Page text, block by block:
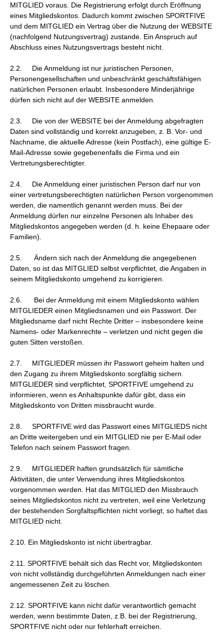
MITGLIED voraus. Die Registrierung erfolgt durch Eröffnung
eines Mitgliedskontos. Dadurch kommt zwischen SPORTFIVE
und dem MITGLIED ein Vertrag über die Nutzung der WEBSITE
(nachfolgend Nutzungsvertrag) zustande. Ein Anspruch auf
Abschluss eines Nutzungsvertrags besteht nicht.
2.2. Die Anmeldung ist nur juristischen Personen,
Personengesellschaften und unbeschränkt geschäftsfähigen
natürlichen Personen erlaubt. Insbesondere Minderjährige
dürfen sich nicht auf der WEBSITE anmelden.
2.3. Die von der WEBSITE bei der Anmeldung abgefragten
Daten sind vollständig und korrekt anzugeben, z. B. Vor- und
Nachname, die aktuelle Adresse (kein Postfach), eine gültige E-
Mail-Adresse sowie gegebenenfalls die Firma und ein
Vertretungsberechtigter.
2.4. Die Anmeldung einer juristischen Person darf nur von
einer vertretungsberechtigten natürlichen Person vorgenommen
werden, die namentlich genannt werden muss. Bei der
Anmeldung dürfen nur einzelne Personen als Inhaber des
Mitgliedskontos angegeben werden (d. h. keine Ehepaare oder
Familien).
2.5. Ändern sich nach der Anmeldung die angegebenen
Daten, so ist das MITGLIED selbst verpflichtet, die Angaben in
seinem Mitgliedskonto umgehend zu korrigieren.
2.6. Bei der Anmeldung mit einem Mitgliedskonto wählen
MITGLIEDER einen Mitgliedsnamen und ein Passwort. Der
Mitgliedsname darf nicht Rechte Dritter – insbesondere keine
Namens- oder Markenrechte – verletzen und nicht gegen die
guten Sitten verstoßen.
2.7. MITGLIEDER müssen ihr Passwort geheim halten und
den Zugang zu ihrem Mitgliedskonto sorgfältig sichern.
MITGLIEDER sind verpflichtet, SPORTFIVE umgehend zu
informieren, wenn es Anhaltspunkte dafür gibt, dass ein
Mitgliedskonto von Dritten missbraucht wurde.
2.8. SPORTFIVE wird das Passwort eines MITGLIEDS nicht
an Dritte weitergeben und ein MITGLIED nie per E-Mail oder
Telefon nach seinem Passwort fragen.
2.9. MITGLIEDER haften grundsätzlich für sämtliche
Aktivitäten, die unter Verwendung ihres Mitgliedskontos
vorgenommen werden. Hat das MITGLIED den Missbrauch
seines Mitgliedskontos nicht zu vertreten, weil eine Verletzung
der bestehenden Sorgfaltspflichten nicht vorliegt, so haftet das
MITGLIED nicht.
2.10. Ein Mitgliedskonto ist nicht übertragbar.
2.11. SPORTFIVE behält sich das Recht vor, Mitgliedskonten
von nicht vollständig durchgeführten Anmeldungen nach einer
angemessenen Zeit zu löschen.
2.12. SPORTFIVE kann nicht dafür verantwortlich gemacht
werden, wenn bestimmte Daten, z.B. bei der Registrierung,
SPORTFIVE nicht oder nur fehlerhaft erreichen.